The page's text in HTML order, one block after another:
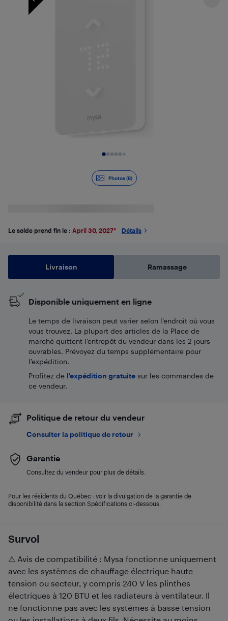
Photos (8)
Survol
⚠ Avis de compatibilité : Mysa fonctionne uniquement
avec les systèmes de chauffage électrique haute
tension ou secteur, y compris 240 V les plinthes
électriques à 120 BTU et les radiateurs à ventilateur. Il
ne fonctionne pas avec les systèmes à basse tension
Le solde prend fin le : April 30, 2027* Détails
Livraison Ramassage
Disponible uniquement en ligne
Le temps de livraison peut varier selon l'endroit où vous
vous trouvez. La plupart des articles de la Place de
marché quittent l’entrepôt du vendeur dans les 2 jours
ouvrables. Prévoyez du temps supplémentaire pour
l’expédition.
Profitez de l'expédition gratuite sur les commandes de
ce vendeur.
Politique de retour du vendeur
Consulter la politique de retour
Garantie
Consultez du vendeur pour plus de détails.
Pour les résidents du Québec : voir la divulgation de la garantie de
disponibilité dans la section Spécifications ci-dessous.